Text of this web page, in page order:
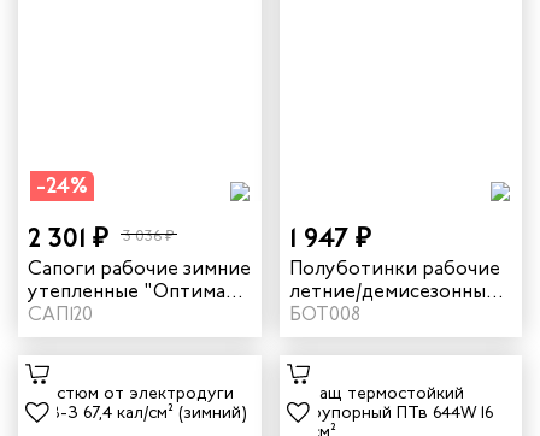
-24%
2 301 ₽ 3 036 ₽
Сапоги рабочие зимние
утепленные "Оптима"
цвет черный
САП120
1 947 ₽
Полуботинки рабочие
летние/демисезонные
"Практик" цвет черный
БОТ008